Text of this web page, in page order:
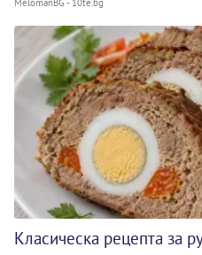
MelomanBG - 10te.bg
Класическа рецепта за